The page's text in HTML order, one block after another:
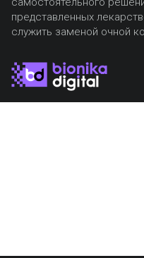
представленных
служить заменой очной